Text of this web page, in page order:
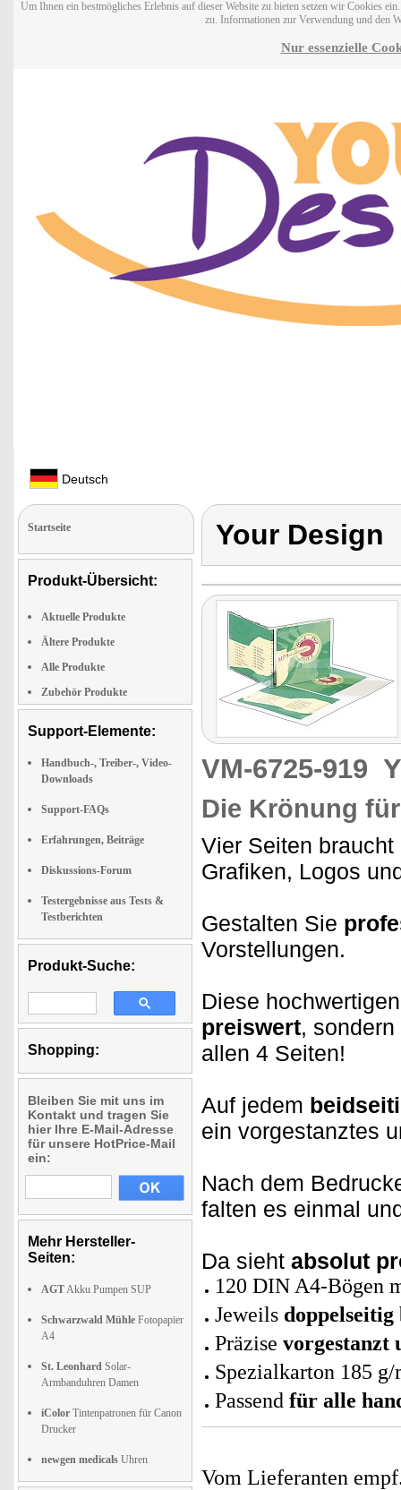
Um Ihnen ein bestmögliches Erlebnis auf dieser Website zu bieten setzen wir Cookies
zu. Informationen zur Verwendung und den
Nur essenzielle
Deutsch
Startseite
Produkt-Übersicht:
Aktuelle Produkte
Ältere Produkte
Alle Produkte
Zubehör Produkte
Support-Elemente:
Handbuch-, Treiber-, Video-
Downloads
Support-FAQs
Erfahrungen, Beiträge
Diskussions-Forum
Testergebnisse aus Tests &
Testberichten
Produkt-Suche:
Shopping:
Bleiben Sie mit uns im
Kontakt und tragen Sie
hier Ihre E-Mail-Adresse
für unsere HotPrice-Mail
ein:
Mehr Hersteller-
Seiten:
AGTAkku Pumpen SUP
Schwarzwald Mühle Fotopapier
A4
St. Leonhard Solar-
Armbanduhren Damen
iColor Tintenpatronen für Canon
Drucker
newgen medicals Uhren
Your Design
VM-6725-919
Die Krönung
Vier Seiten
Grafiken, Logos
Gestalten Sie
Vorstellungen.
Diese
preiswert,
allen 4 Seiten!
Auf jedem
ein vorgestanztes
Nach dem
falten es einmal
Da sieht absolut
120 DIN A4-Bögen
Jeweils
Präzise vorgestanzt
Spezialkarton 185 g/
Passend für alle
Vom Lieferanten